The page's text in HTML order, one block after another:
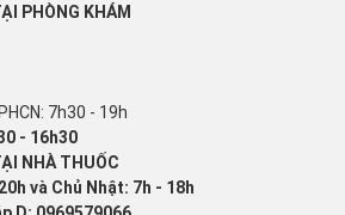
PHÒNG KHÁM
7h30 - 19h
- 16h30
NHÀ THUỐC
và Chủ Nhật: 7h - 18h